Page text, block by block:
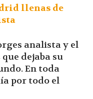
llenas de
analista y el
dejaba su
En toda
por todo el